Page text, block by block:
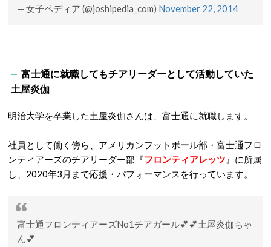
— 女子ペディア (@joshipedia_com) November 22, 2014
富士通に就職してもチアリーダーとして活動していた
土屋炎伽
明治大学を卒業した土屋炎伽さんは、富士通に就職します。
社員として働く傍ら、アメリカンフットボール部・富士通フロ
ンティアーズのチアリーダー部『フロンティアレッツ 』に所属
し、2020年3月まで応援・パフォーマンスを行っています。
富士通フロンティアーズNo1チアガール💕💕土屋炎伽ちゃ
ん💕